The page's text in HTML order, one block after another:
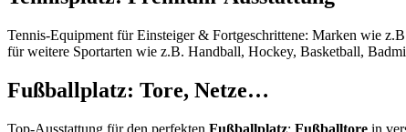
Tennis-Equipment für Einsteiger & Fortgeschrittene: Marken wie
für weitere Sportarten wie z.B. Handball, Hockey, Basketball,
Fußballplatz: Tore, Netze…